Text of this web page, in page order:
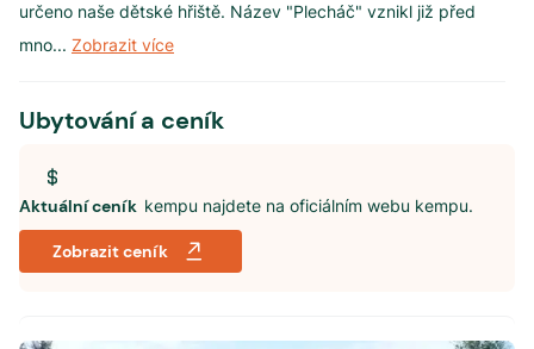
určeno naše dětské hřiště. Název "Plecháč" vznikl již před
mno... Zobrazit více
Ubytování a ceník
Aktuální ceník kempu najdete na oficiálním webu kempu.
Zobrazit ceník